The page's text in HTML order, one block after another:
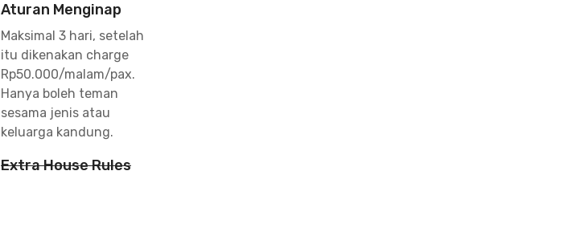
Aturan Menginap
Maksimal 3 hari, setelah
itu dikenakan charge
Rp50.000/malam/pax.
Hanya boleh teman
sesama jenis atau
keluarga kandung.
Extra House Rules